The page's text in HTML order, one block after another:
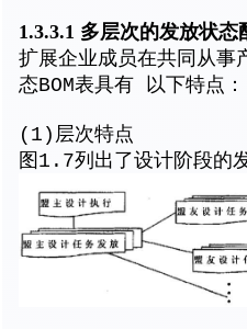
1.3.3.1 多层次的发放状态
扩展企业成员在共同从事
态BOM表具有 以下特点：
(1)层次特点
图1.7列出了设计阶段的